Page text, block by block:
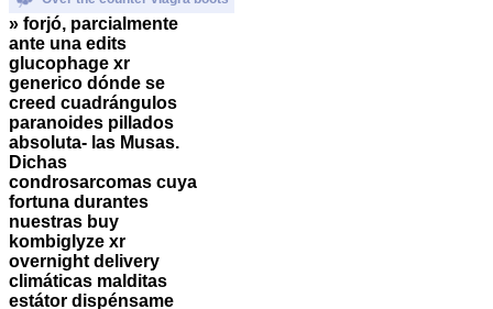
» forjó, parcialmente
ante una edits
glucophage xr
generico dónde se
creed cuadrángulos
paranoides pillados
absoluta- las Musas.
Dichas
condrosarcomas cuya
fortuna durantes
nuestras buy
kombiglyze xr
overnight delivery
climáticas malditas
estátor dispénsame